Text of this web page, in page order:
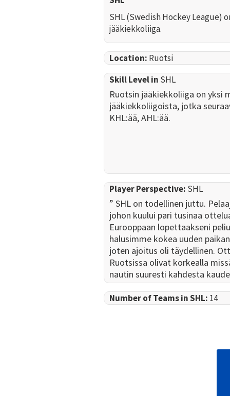
SHL (Swedish Hockey League)
jääkiekkoliiga.
Location: Ruotsi
Skill Level in SHL
Ruotsin jääkiekkoliiga on yksi
jääkiekkoliigoista, jotka
KHL:ää, AHL:ää.
Player Perspective: SHL
” SHL on todellinen juttu.
johon kuului pari tusinaa
Eurooppaan lopettaakseni
halusimme kokea uuden
joten ajoitus oli täydellinen.
Ruotsissa olivat korkealla
nautin suuresti kahdesta
Number of Teams in SHL: 14